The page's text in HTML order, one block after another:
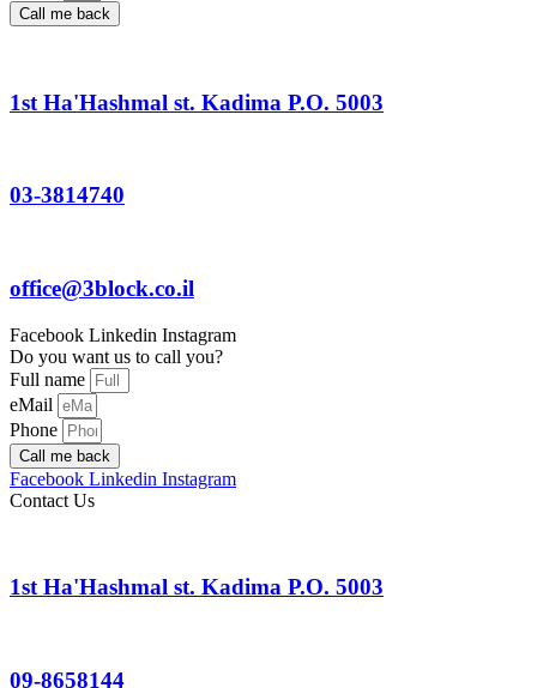
Call me back
1st Ha'Hashmal st. Kadima P.O. 5003
03-3814740
office@3block.co.il
Facebook Linkedin Instagram
Do you want us to call you?
Full name
eMail
Phone
Call me back
Facebook Linkedin Instagram
Contact Us
1st Ha'Hashmal st. Kadima P.O. 5003
09-8658144